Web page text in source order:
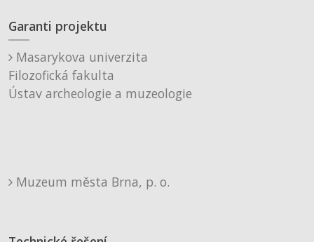
Garanti projektu
Masarykova univerzita
Filozofická fakulta
Ústav archeologie a muzeologie
Muzeum města Brna, p. o.